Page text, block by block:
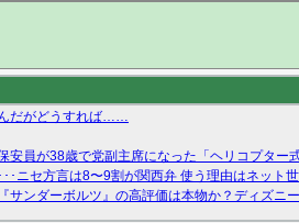
だがどうすれば……
員が38歳で党副主席になった「ヘリコプター
･･ニセ方言は8〜9割が関西弁 使う理由はネット
サンダーボルツ』の高評価は本物か？ディズ